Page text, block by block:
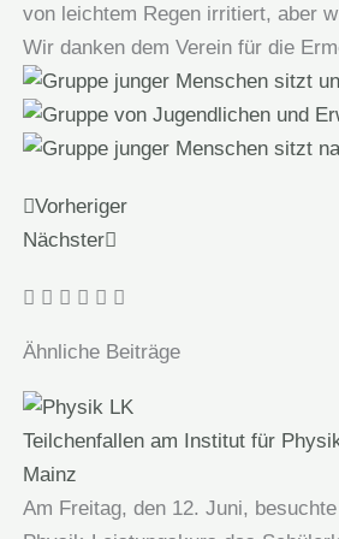
von leichtem Regen irritiert, aber
Wir danken dem Verein für die
Zurück
Vorheriger
Nächster
Nächster
Ähnliche Beiträge
Teilchenfallen am Institut für
Mainz
Am Freitag, den 12. Juni,